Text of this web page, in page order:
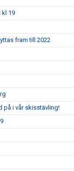
kl 19
fram till 2022
på i vår skisstävling!